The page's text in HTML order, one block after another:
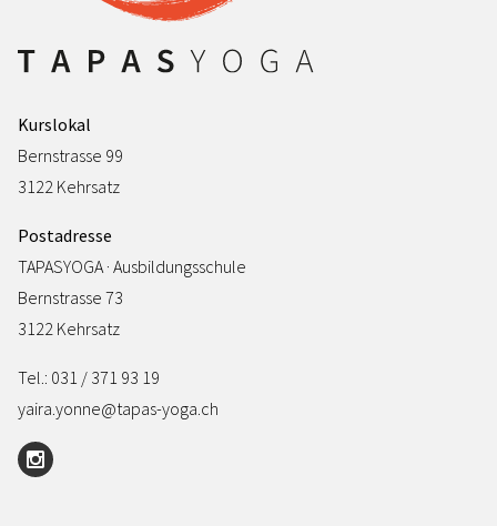
Kurslokal
Bernstrasse 99
3122 Kehrsatz
Postadresse
TAPASYOGA · Ausbildungsschule
Bernstrasse 73
3122 Kehrsatz
Tel.: 031 / 371 93 19
yaira.yonne@tapas-yoga.ch